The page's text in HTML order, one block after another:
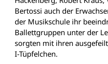
Bertossi auch der
der Musikschule ihr
Ballettgruppen unter der
sorgten mit ihren
I-Tüpfelchen.